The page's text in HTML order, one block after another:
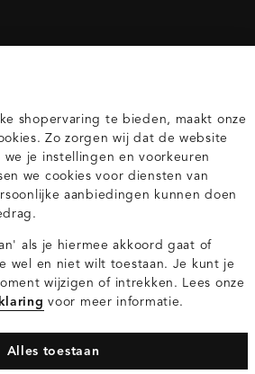
Algemene Voorwaarden
shopervaring te bieden, maakt onze
Zo zorgen wij dat de website
je instellingen en voorkeuren
we cookies voor diensten van
aanbiedingen kunnen doen
als je hiermee akkoord gaat of
wel en niet wilt toestaan. Je kunt je
wijzigen of intrekken. Lees onze
voor meer informatie.
Alles toestaan